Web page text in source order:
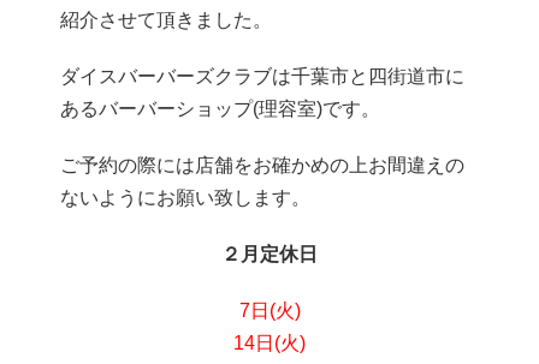
紹介させて頂きました。
ダイスバーバーズクラブは千葉市と四街道市に
あるバーバーショップ(理容室)です。
ご予約の際には店舗をお確かめの上お間違えの
ないようにお願い致します。
２月定休日
7日(火)
14日 (火)